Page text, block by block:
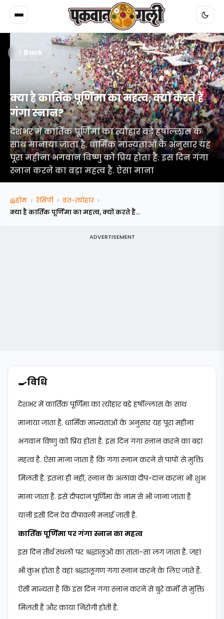
Back
क्या है कार्तिक पूर्णिमा का महत्व, क्यों करते हैं
गंगा स्नान?
देशभर में कार्तिक पूर्णिमा का त्योहार बड़े हर्षोल्लास के
साथ मानाया जाता है. धार्मिक मान्यताओं के अनुसार यह
पूरा महीना भगवान विष्णु को प्रिय होता है. इस दिन गंगा
स्नान करने का बड़ा महत्व है. ऐसा माना
होम › रेसिपी › व्रत-त्‍योहार ›
क्या है कार्तिक पूर्णिमा का महत्व, क्यों करते हैं...
ADVERTISEMENT
🍳विधि
देशभर में कार्तिक पूर्णिमा का त्योहार बड़े हर्षोल्लास के साथ
मानाया जाता है. धार्मिक मान्यताओं के अनुसार यह पूरा महीना
भगवान विष्णु को प्रिय होता है. इस दिन गंगा स्नान करने का बड़ा
महत्व है. ऐसा माना जाता है कि गंगा स्नान करने से पापों से मुक्ति
मिलती है. इतना ही नहीं, स्नान के अलावा दीप-दान करना भी शुभ
माना जाता है. इसे दीपदान पूर्णिमा के नाम से भी जाना जाता है
यानी इसी दिन देव दीपावली मनाई जाती है.
कार्तिक पूर्णिमा पर गंगा स्नान का महत्व
इस दिन तीर्थ स्थलों पर श्रद्धालुओं का तांता-सा लग जाता है. जहां
भी कुंभ होता है वहां श्रद्धालूगण गंगा स्नान करने के लिए जाते हैं.
ऐसी मान्यता है कि इस दिन गंगा स्नान करने से बुरे कर्मों से मुक्ति
मिलती है और काया निरोगी होती है.